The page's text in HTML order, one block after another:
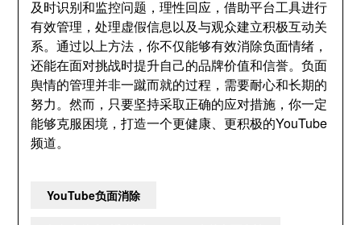
及时识别和监控问题，理性回应，借助平台工具进行
有效管理，处理虚假信息以及与观众建立积极互动关
系。通过以上方法，你不仅能够有效消除负面情绪，
还能在面对挑战时提升自己的品牌价值和信誉。负面
舆情的管理并非一蹴而就的过程，需要耐心和长期的
努力。然而，只要坚持采取正确的应对措施，你一定
能够克服困境，打造一个更健康、更积极的YouTube
频道。
YouTube负面消除